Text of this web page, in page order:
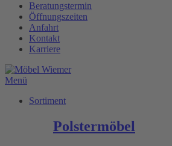
Beratungstermin
Öffnungszeiten
Anfahrt
Kontakt
Karriere
Menü
Sortiment
Polstermöbel